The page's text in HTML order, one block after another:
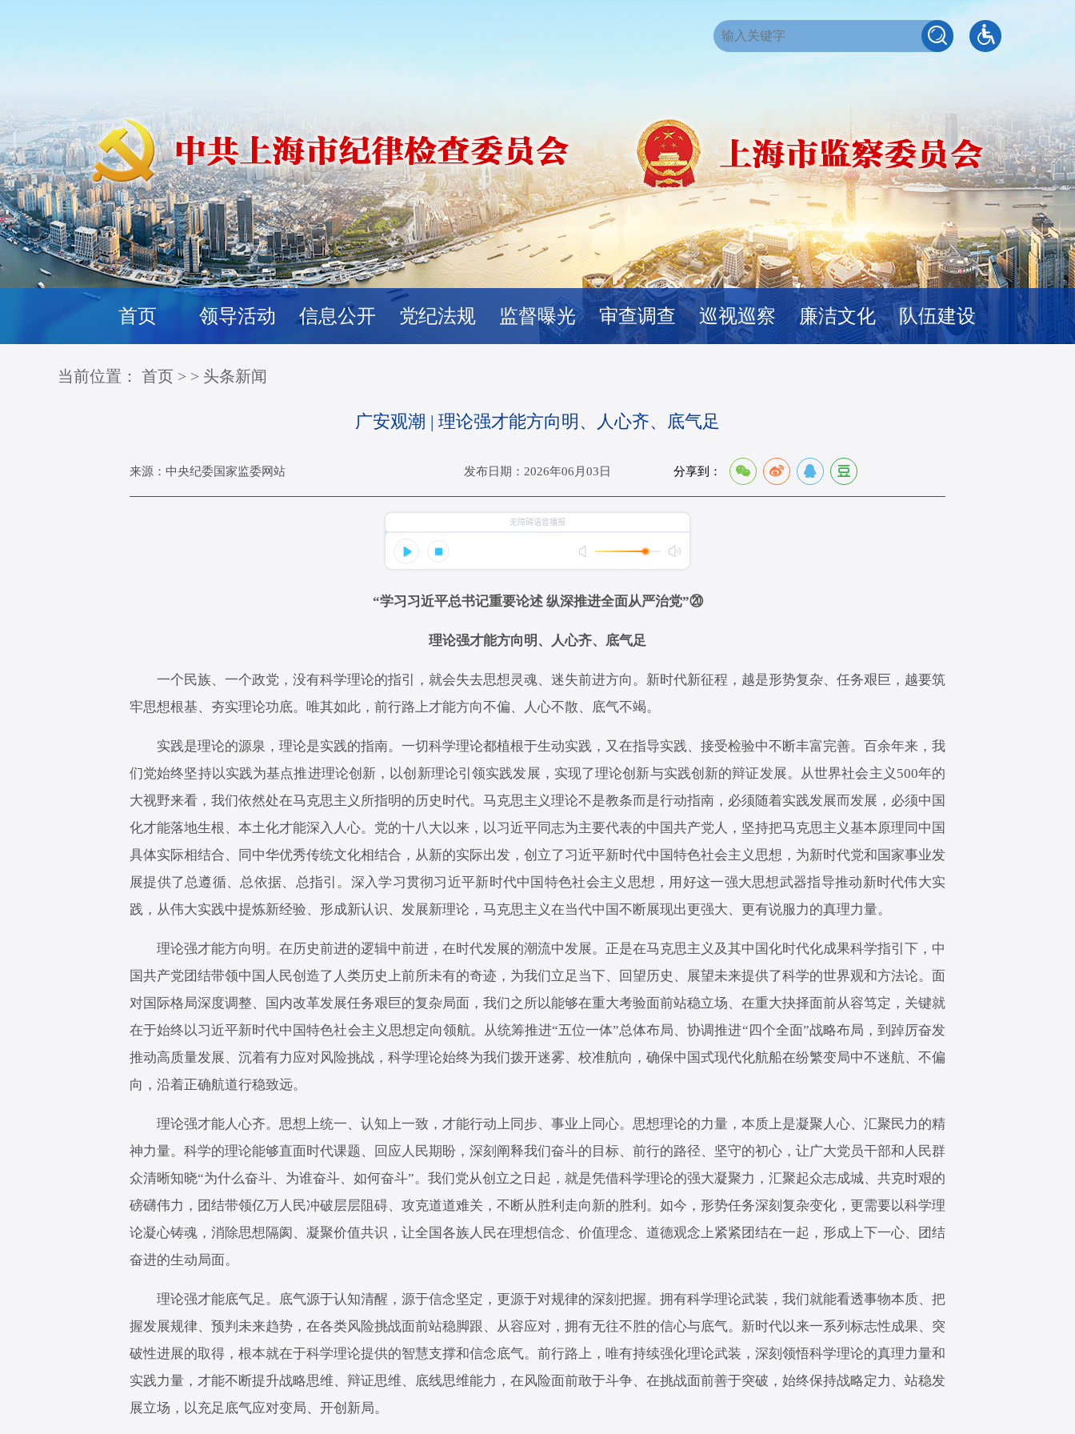
首页 领导活动 信息公开 党纪法规 监督曝光 审查调查 巡视巡察 廉洁文化 队伍建设
当前位置： 首页 > > 头条新闻
广安观潮 | 理论强才能方向明、人心齐、底气足
来源：中央纪委国家监委网站 发布日期：2026年06月03日 分享到：
“学习习近平总书记重要论述 纵深推进全面从严治党”⑳
理论强才能方向明、人心齐、底气足
一个民族、一个政党，没有科学理论的指引，就会失去思想灵魂、迷失前进方向。新时代新征程，越是形势复杂、任务艰巨，越要筑
牢思想根基、夯实理论功底。唯其如此，前行路上才能方向不偏、人心不散、底气不竭。
实践是理论的源泉，理论是实践的指南。一切科学理论都植根于生动实践，又在指导实践、接受检验中不断丰富完善。百余年来，我
们党始终坚持以实践为基点推进理论创新，以创新理论引领实践发展，实现了理论创新与实践创新的辩证发展。从世界社会主义500年的
大视野来看，我们依然处在马克思主义所指明的历史时代。马克思主义理论不是教条而是行动指南，必须随着实践发展而发展，必须中国
化才能落地生根、本土化才能深入人心。党的十八大以来，以习近平同志为主要代表的中国共产党人，坚持把马克思主义基本原理同中国
具体实际相结合、同中华优秀传统文化相结合，从新的实际出发，创立了习近平新时代中国特色社会主义思想，为新时代党和国家事业发
展提供了总遵循、总依据、总指引。深入学习贯彻习近平新时代中国特色社会主义思想，用好这一强大思想武器指导推动新时代伟大实
践，从伟大实践中提炼新经验、形成新认识、发展新理论，马克思主义在当代中国不断展现出更强大、更有说服力的真理力量。
理论强才能方向明。在历史前进的逻辑中前进，在时代发展的潮流中发展。正是在马克思主义及其中国化时代化成果科学指引下，中
国共产党团结带领中国人民创造了人类历史上前所未有的奇迹，为我们立足当下、回望历史、展望未来提供了科学的世界观和方法论。面
对国际格局深度调整、国内改革发展任务艰巨的复杂局面，我们之所以能够在重大考验面前站稳立场、在重大抉择面前从容笃定，关键就
在于始终以习近平新时代中国特色社会主义思想定向领航。从统筹推进“五位一体”总体布局、协调推进“四个全面”战略布局，到踔厉奋发
推动高质量发展、沉着有力应对风险挑战，科学理论始终为我们拨开迷雾、校准航向，确保中国式现代化航船在纷繁变局中不迷航、不偏
向，沿着正确航道行稳致远。
理论强才能人心齐。思想上统一、认知上一致，才能行动上同步、事业上同心。思想理论的力量，本质上是凝聚人心、汇聚民力的精
神力量。科学的理论能够直面时代课题、回应人民期盼，深刻阐释我们奋斗的目标、前行的路径、坚守的初心，让广大党员干部和人民群
众清晰知晓“为什么奋斗、为谁奋斗、如何奋斗”。我们党从创立之日起，就是凭借科学理论的强大凝聚力，汇聚起众志成城、共克时艰的
磅礴伟力，团结带领亿万人民冲破层层阻碍、攻克道道难关，不断从胜利走向新的胜利。如今，形势任务深刻复杂变化，更需要以科学理
论凝心铸魂，消除思想隔阂、凝聚价值共识，让全国各族人民在理想信念、价值理念、道德观念上紧紧团结在一起，形成上下一心、团结
奋进的生动局面。
理论强才能底气足。底气源于认知清醒，源于信念坚定，更源于对规律的深刻把握。拥有科学理论武装，我们就能看透事物本质、把
握发展规律、预判未来趋势，在各类风险挑战面前站稳脚跟、从容应对，拥有无往不胜的信心与底气。新时代以来一系列标志性成果、突
破性进展的取得，根本就在于科学理论提供的智慧支撑和信念底气。前行路上，唯有持续强化理论武装，深刻领悟科学理论的真理力量和
实践力量，才能不断提升战略思维、辩证思维、底线思维能力，在风险面前敢于斗争、在挑战面前善于突破，始终保持战略定力、站稳发
展立场，以充足底气应对变局、开创新局。